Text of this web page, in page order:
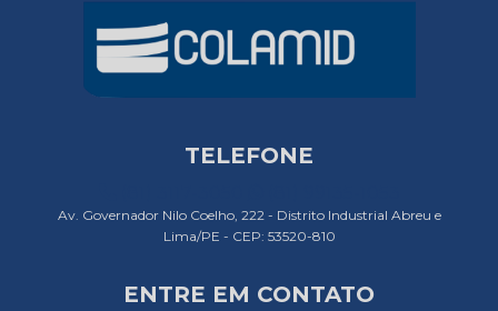
TELEFONE
Av. Governador Nilo Coelho, 222 - Distrito Industrial Abreu e
Lima/PE - CEP: 53520-810
ENTRE EM CONTATO